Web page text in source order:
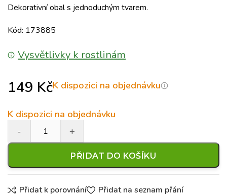
Dekorativní obal s jednoduchým tvarem.
Kód: 173885
Vysvětlivky k rostlinám
149 KčK dispozici na objednávku
K dispozici na objednávku
PŘIDAT DO KOŠÍKU
Přidat k porovnání Přidat na seznam přání